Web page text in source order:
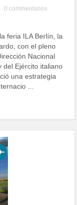
0 commentarios
feria ILA Berlín, la
con el pleno
Nacional
del Ejército italiano
una estrategia
...